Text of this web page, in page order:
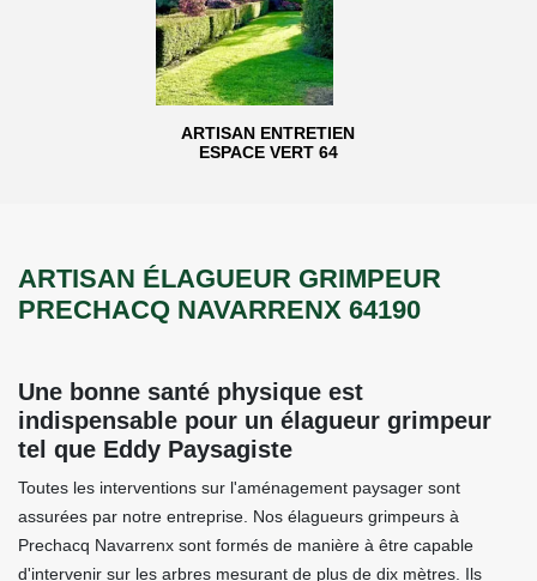
ARTISAN ENTRETIEN
ESPACE VERT 64
ARTISAN ÉLAGUEUR GRIMPEUR
PRECHACQ NAVARRENX 64190
Une bonne santé physique est
indispensable pour un élagueur grimpeur
tel que Eddy Paysagiste
Toutes les interventions sur l'aménagement paysager sont
assurées par notre entreprise. Nos élagueurs grimpeurs à
Prechacq Navarrenx sont formés de manière à être capable
d'intervenir sur les arbres mesurant de plus de dix mètres. Ils